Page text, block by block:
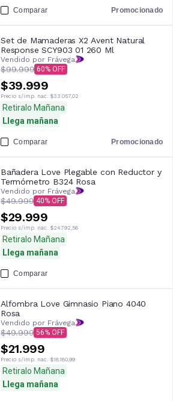
Comparar Promocionado
Set de Mamaderas X2 Avent Natural
Response SCY903 01 260 Ml
Vendido por Frávega
$99.999 60
$39.999
Precio s/imp. nac. $33.057,02
Retiralo Mañana
Llega mañana
Comparar Promocionado
Bañadera Love Plegable con Reductor y
Termómetro B324 Rosa
Vendido por Frávega
$49.999 40
$29.999
Precio s/imp. nac. $24.792,56
Retiralo Mañana
Llega mañana
Comparar
Alfombra Love Gimnasio Piano 4040
Rosa
Vendido por Frávega
$49.999 56
$21.999
Precio s/imp. nac. $18.180,99
Retiralo Mañana
Llega mañana